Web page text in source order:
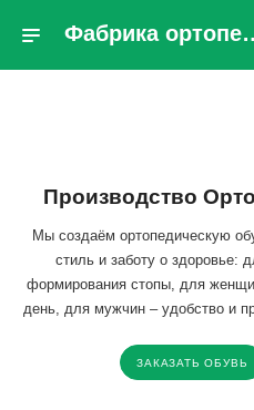
Фабрика
Производство
Мы создаём ортопедическую
стиль и заботу о здоровье:
формирования стопы, для
день, для мужчин – удобство и
ЗАКАЗАТЬ ОБУВЬ